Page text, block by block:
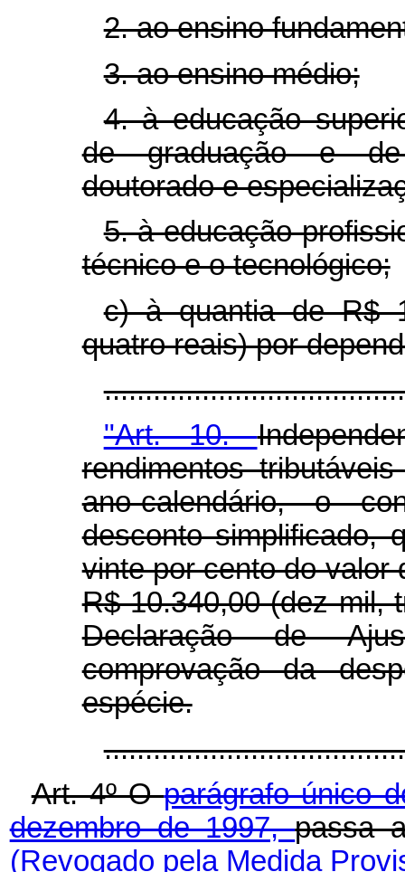
2. ao ensino
3. ao ensino médio;
4. à educação
de graduação e de
doutorado e
5. à educação
técnico e o tecnológico;
c) à quantia de R$
quatro reais) por
"Art. 10.
rendimentos
ano-calendário, o
desconto simplificado,
vinte por cento do valor
R$ 10.340,00 (dez mil,
Declaração de
comprovação da
espécie.
Art. 4º Oparágrafo único
dezembro de 1997,passa
(Revogado pela Medida